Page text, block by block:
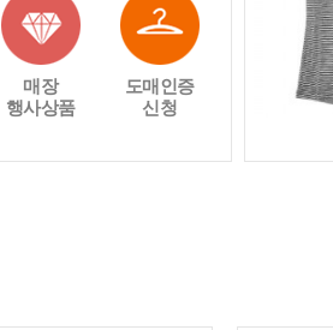
매장
행사상품
도매인증
신청